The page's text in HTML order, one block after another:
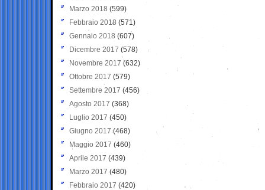
Marzo 2018 (599)
Febbraio 2018 (571)
Gennaio 2018 (607)
Dicembre 2017 (578)
Novembre 2017 (632)
Ottobre 2017 (579)
Settembre 2017 (456)
Agosto 2017 (368)
Luglio 2017 (450)
Giugno 2017 (468)
Maggio 2017 (460)
Aprile 2017 (439)
Marzo 2017 (480)
Febbraio 2017 (420)